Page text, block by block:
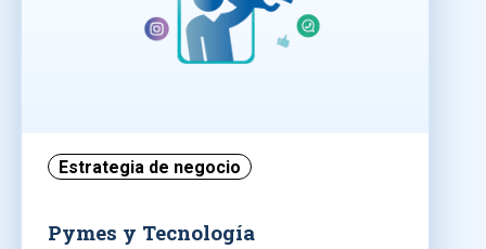
Estrategia de negocio
Pymes y Tecnología